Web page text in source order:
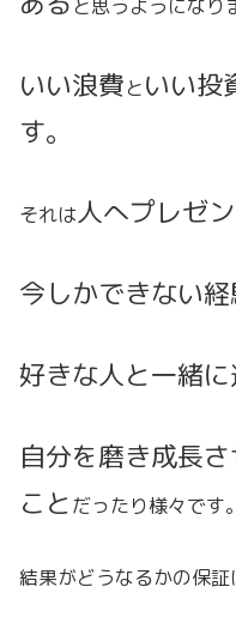
と思うようになり
いい浪費といい投
す。
それは人へプレゼ
今しかできない
好きな人と一緒
自分を磨き成長
ことだったり様々です。
結果がどうなるかの保証